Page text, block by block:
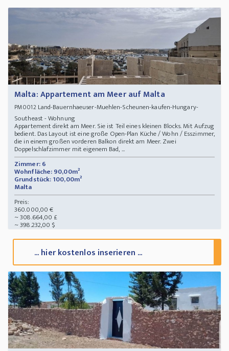
Malta: Appartement am Meer auf Malta
PM0012Land-Bauernhaeuser-Muehlen-Scheunen-kaufen-Hungary-
Southeast - Wohnung
Appartement direkt am Meer. Sie ist Teil eines kleinen Blocks. Mit Aufzug
bedient. Das Layout ist eine große Open-Plan Küche / Wohn / Esszimmer,
die in einem großen vorderen Balkon direkt am Meer. Zwei
Doppelschlafzimmer mit eigenem Bad, ...
Zimmer: 6
Wohnfläche: 90,00m²
Grundstück: 100,00m²
Malta
Preis:
360.000,00 €
~ 308.664,00 £
~ 398.232,00 $
... hier kostenlos inserieren ...